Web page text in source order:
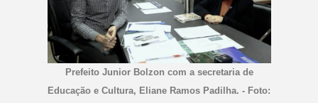
Prefeito Junior Bolzon com a secretaria de
Educação e Cultura, Eliane Ramos Padilha. - Foto: